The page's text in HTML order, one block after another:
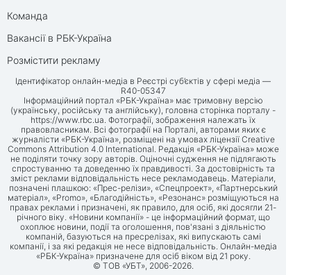
Команда
Вакансії в РБК-Україна
Розмістити рекламу
Ідентифікатор онлайн-медіа в Реєстрі суб’єктів у сфері медіа —
R40-05347
Інформаційний портал «РБК-Україна» має тримовну версію
(українську, російську та англійську), головна сторінка порталу -
https://www.rbc.ua. Фотографії, зображення належать їх
правовласникам. Всі фотографії на Порталі, авторами яких є
журналісти «РБК-Україна», розміщені на умовах ліцензії Creative
Commons Attribution 4.0 International. Редакція «РБК-Україна» може
не поділяти точку зору авторів. Оціночні судження не підлягають
спростуванню та доведенню їх правдивості. За достовірність та
зміст реклами відповідальність несе рекламодавець. Матеріали,
позначені плашкою: «Прес-релізи», «Спецпроект», «Партнерський
матеріал», «Promo», «Благодійність», «Резонанс» розміщуються на
правах реклами і призначені, як правило, для осіб, які досягли 21-
річного віку. «Новини компанії» - це інформаційний формат, що
охоплює новини, події та оголошення, пов'язані з діяльністю
компаній, базуються на пресрелізах, які випускають самі
компанії, і за які редакція не несе відповідальність. Онлайн-медіа
«РБК-Україна» призначене для осіб віком від 21 року.
© ТОВ «УБТ», 2006-2026.